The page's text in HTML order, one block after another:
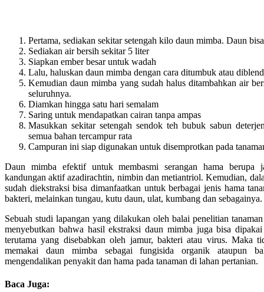
Pertama, sediakan sekitar setengah kilo daun mimba. Daun
Sediakan air bersih sekitar 5 liter
Siapkan ember besar untuk wadah
Lalu, haluskan daun mimba dengan cara ditumbuk atau
Kemudian daun mimba yang sudah halus ditambahkan air
seluruhnya.
Diamkan hingga satu hari semalam
Saring untuk mendapatkan cairan tanpa ampas
Masukkan sekitar setengah sendok teh bubuk sabun
semua bahan tercampur rata
Campuran ini siap digunakan untuk disemprotkan pada
Daun mimba efektif untuk membasmi serangan hama berupa
kandungan aktif azadirachtin, nimbin dan metiantriol. Kemudian,
sudah diekstraksi bisa dimanfaatkan untuk berbagai jenis hama
bakteri, melainkan tungau, kutu daun, ulat, kumbang dan sebagainya.
Sebuah studi lapangan yang dilakukan oleh balai penelitian
menyebutkan bahwa hasil ekstraksi daun mimba juga bisa
terutama yang disebabkan oleh jamur, bakteri atau virus. Maka
memakai daun mimba sebagai fungisida organik ataupun
mengendalikan penyakit dan hama pada tanaman di lahan pertanian.
Baca Juga: